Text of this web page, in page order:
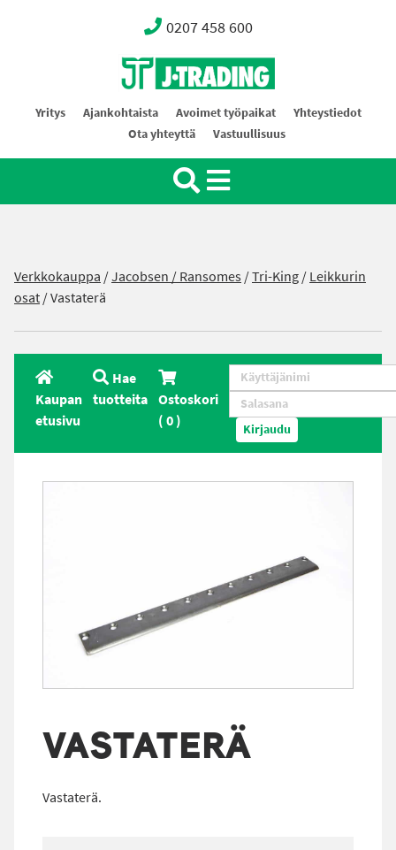
0207 458 600
Oy J-Trading Ab
Yritys Ajankohtaista Avoimet työpaikat
Yhteystiedot
Ota yhteyttä
Vastuullisuus
Verkkokauppa /Jacobsen / Ransomes /Tri-King/Leikkurin
osat/ Vastaterä
Kaupan
etusivu
Hae
tuotteita Ostoskori
(0) Kirjaudu
VASTATERÄ
Vastaterä.